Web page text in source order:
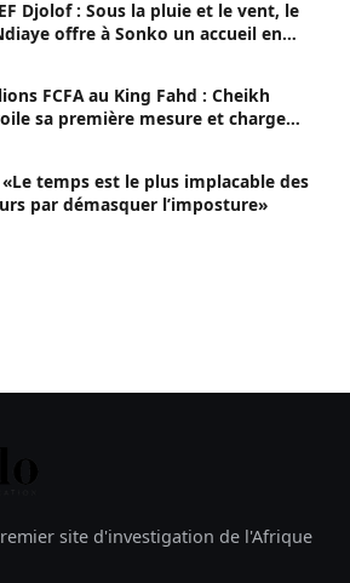
Djolof : Sous la pluie et le vent, le
offre à Sonko un accueil en
FCFA au King Fahd : Cheikh
sa première mesure et charge
temps est le plus implacable des
par démasquer l’imposture»
site d'investigation de l'Afrique